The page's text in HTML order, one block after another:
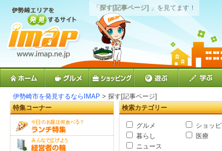
「探す[記事ページ] 」を見てます！
伊勢崎市を発見するならIMAP > 探す[記事ページ]
検索カテゴリー
グルメ
ショッ
暮らし
医療
ニュース
特集コーナー